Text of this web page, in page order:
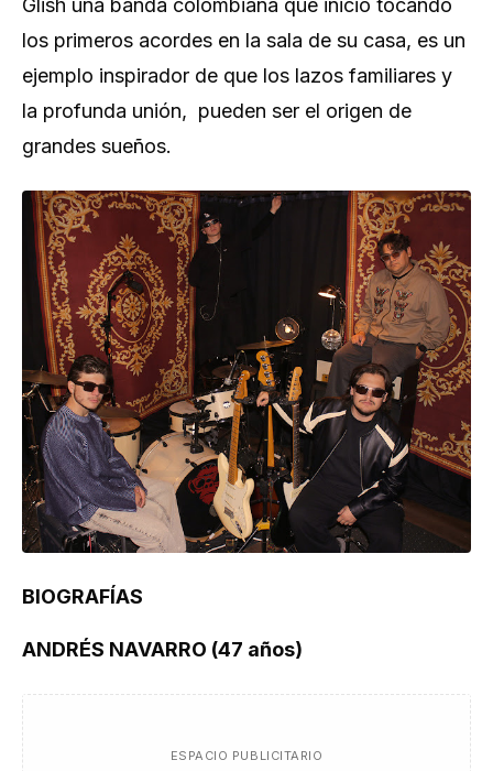
los primeros acordes en la sala de su casa, es un
ejemplo inspirador de que los lazos familiares y
la profunda unión, pueden ser el origen de
grandes sueños.
BIOGRAFÍAS
ANDRÉS NAVARRO (47 años)
ESPACIO PUBLICITARIO